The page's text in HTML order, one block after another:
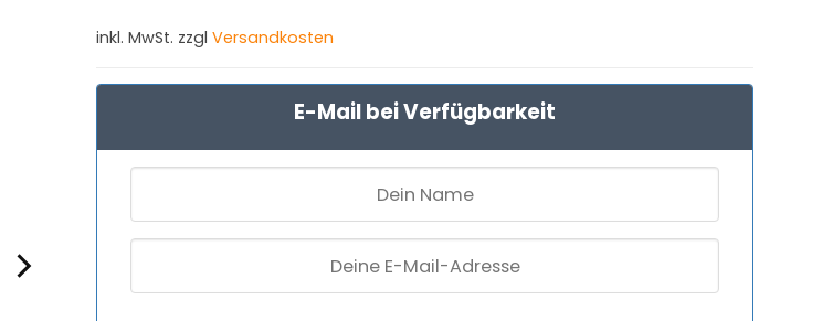
inkl. MwSt. zzgl Versandkosten
E-Mail bei Verfügbarkeit